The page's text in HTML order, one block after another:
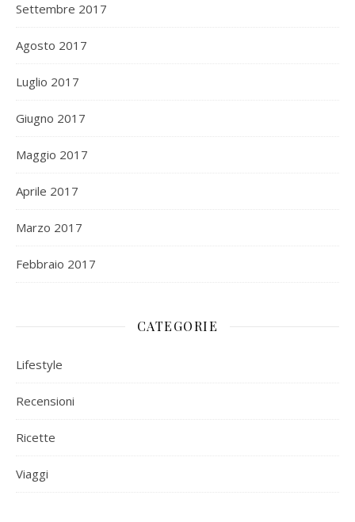
Settembre 2017
Agosto 2017
Luglio 2017
Giugno 2017
Maggio 2017
Aprile 2017
Marzo 2017
Febbraio 2017
CATEGORIE
Lifestyle
Recensioni
Ricette
Viaggi